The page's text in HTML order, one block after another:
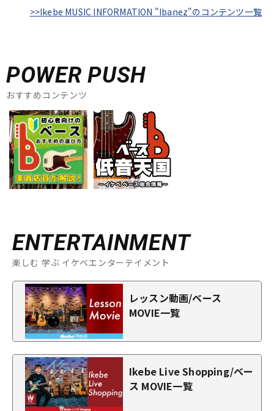
>>Ikebe MUSIC INFORMATION "Ibanez"のコンテンツ一覧
POWER PUSH
おすすめコンテンツ
ENTERTAINMENT
楽しむ 学ぶ イケベエンターテイメント
レッスン動画/ベース
MOVIE一覧
Ikebe Live Shopping/ベー
ス MOVIE一覧